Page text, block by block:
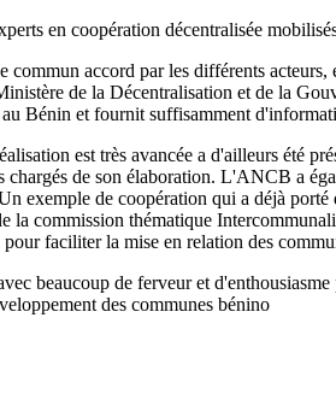
en coopération décentralisée
commun accord par les différents
de la Décentralisation et de la
Bénin et fournit suffisamment
est très avancée a d'ailleurs été
chargés de son élaboration. L'ANCB a
exemple de coopération qui a déjà
la commission thématique
faciliter la mise en relation des
beaucoup de ferveur et
des communes bénino